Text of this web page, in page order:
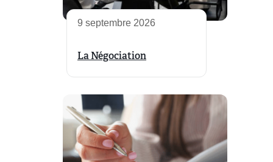
9 septembre 2026
La Négociation